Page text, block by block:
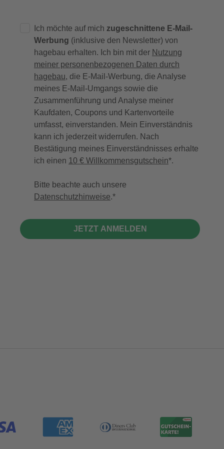
Ich möchte auf mich zugeschnittene E-Mail-
Werbung (inklusive den Newsletter) von
hagebau erhalten. Ich bin mit der Nutzung
meiner personenbezogenen Daten durch
hagebau, die E-Mail-Werbung, die Analyse
meines E-Mail-Umgangs sowie die
Zusammenführung und Analyse meiner
Kaufdaten, Coupons und Kartenvorteile
umfasst, einverstanden. Mein Einverständnis
kann ich jederzeit widerrufen. Nach
Bestätigung meines Einverständnisses erhalte
ich einen 10 € Willkommensgutschein*.
Bitte beachte auch unsere
Datenschutzhinweise.
JETZT ANMELDEN